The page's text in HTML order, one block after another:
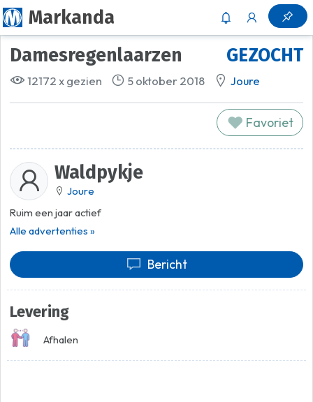
Markanda
GEZOCHT
Damesregenlaarzen
12172 x gezien 5 oktober 2018 Joure
Favoriet
Waldpykje
Joure
Ruim een jaar actief
Alle advertenties »
Bericht
Levering
Afhalen